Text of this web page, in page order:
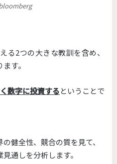
る2つの大きな教訓を含め、
す。
数字に投資するということで
健全性、競合の質を見て、
通しを分析します。